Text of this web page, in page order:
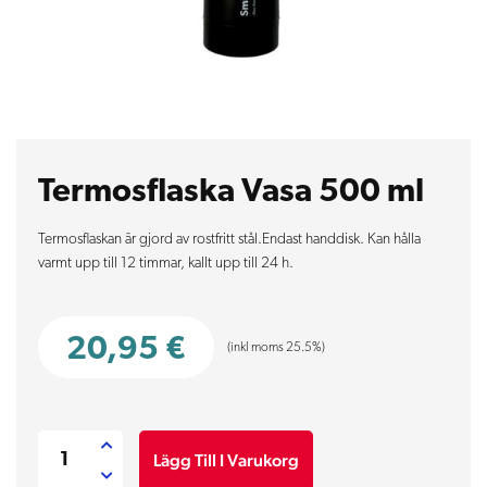
Termosflaska Vasa 500 ml
Termosflaskan är gjord av rostfritt stål.Endast handdisk. Kan hålla
varmt upp till 12 timmar, kallt upp till 24 h.
20,95 € (inkl moms 25.5%)
Termosflaska
Lägg Till I Varukorg